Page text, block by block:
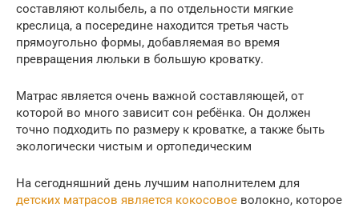
составляют колыбель, а по отдельности мягкие
креслица, а посередине находится третья часть
прямоугольно формы, добавляемая во время
превращения люльки в большую кроватку.
Матрас является очень важной составляющей, от
которой во много зависит сон ребёнка. Он должен
точно подходить по размеру к кроватке, а также быть
экологически чистым и ортопедическим
На сегодняшний день лучшим наполнителем для
детских матрасов является кокосовое волокно, которое